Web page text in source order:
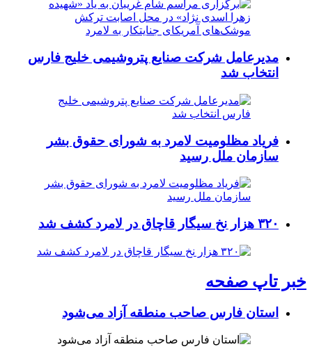
مدیرعامل شرکت صنایع پتروشیمی خلیج فارس
انتخاب شد
فریاد مظلومیت لامرد به شورای حقوق بشر
سازمان ملل رسید
۳۲۰ هزار نخ سیگار قاچاق در لامرد کشف شد
خبر تاپ صفحه
استان فارس صاحب منطقه آزاد می‌شود